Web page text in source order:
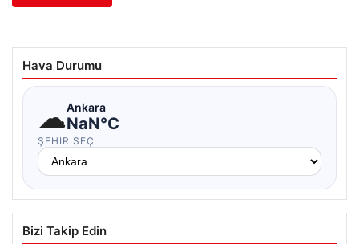
Hava Durumu
☁Ankara
NaN°C
ŞEHIR SEÇ
Bizi Takip Edin